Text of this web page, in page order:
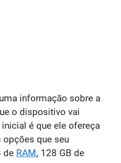
informação sobre a
o dispositivo vai
é que ele ofereça
opções que seu
de RAM, 128 GB de